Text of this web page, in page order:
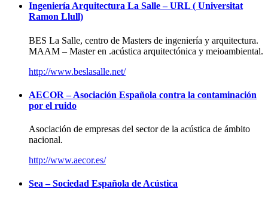
Ingeniería Arquitectura La Salle – URL ( Universitat
Ramon Llull)
BES La Salle, centro de Masters de ingeniería y arquitectura.
MAAM – Master en .acústica arquitectónica y meioambiental.
http://www.beslasalle.net/
AECOR – Asociación Española contra la contaminación
por el ruido
Asociación de empresas del sector de la acústica de ámbito
nacional.
http://www.aecor.es/
Sea – Sociedad Española de Acústica